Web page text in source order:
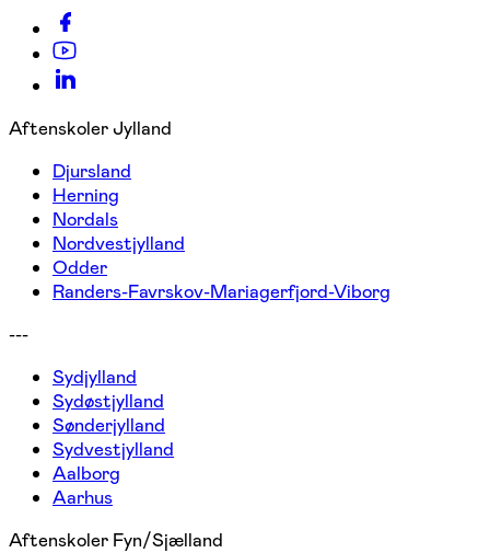
Aftenskoler Jylland
Djursland
Herning
Nordals
Nordvestjylland
Odder
Randers-Favrskov-Mariagerfjord-Viborg
---
Sydjylland
Sydøstjylland
Sønderjylland
Sydvestjylland
Aalborg
Aarhus
Aftenskoler Fyn/Sjælland